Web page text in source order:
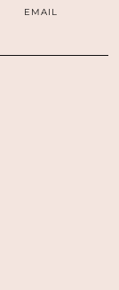
EMAIL